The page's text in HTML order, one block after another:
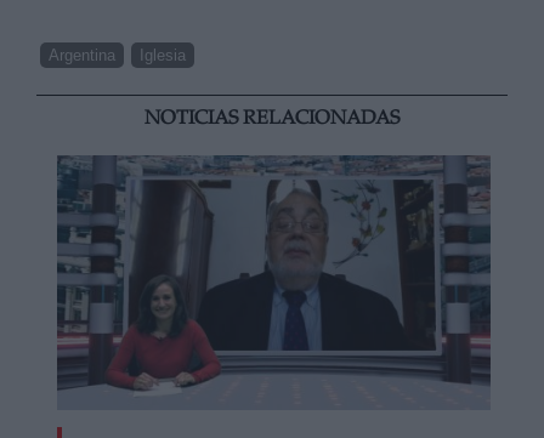
Argentina Iglesia
NOTICIAS RELACIONADAS